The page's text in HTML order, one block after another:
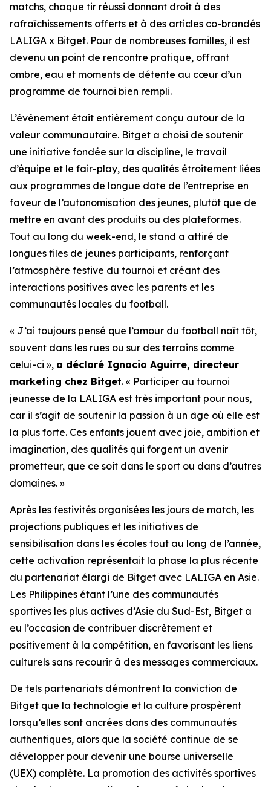
matchs, chaque tir réussi donnant droit à des
rafraîchissements offerts et à des articles co-brandés
LALIGA x Bitget. Pour de nombreuses familles, il est
devenu un point de rencontre pratique, offrant
ombre, eau et moments de détente au cœur d’un
programme de tournoi bien rempli.
L’événement était entièrement conçu autour de la
valeur communautaire. Bitget a choisi de soutenir
une initiative fondée sur la discipline, le travail
d’équipe et le fair-play, des qualités étroitement liées
aux programmes de longue date de l’entreprise en
faveur de l’autonomisation des jeunes, plutôt que de
mettre en avant des produits ou des plateformes.
Tout au long du week-end, le stand a attiré de
longues files de jeunes participants, renforçant
l’atmosphère festive du tournoi et créant des
interactions positives avec les parents et les
communautés locales du football.
« J’ai toujours pensé que l’amour du football naît tôt,
souvent dans les rues ou sur des terrains comme
celui-ci », a déclaré Ignacio Aguirre, directeur
marketing chez Bitget. « Participer au tournoi
jeunesse de la LALIGA est très important pour nous,
car il s’agit de soutenir la passion à un âge où elle est
la plus forte. Ces enfants jouent avec joie, ambition et
imagination, des qualités qui forgent un avenir
prometteur, que ce soit dans le sport ou dans d’autres
domaines. »
Après les festivités organisées les jours de match, les
projections publiques et les initiatives de
sensibilisation dans les écoles tout au long de l’année,
cette activation représentait la phase la plus récente
du partenariat élargi de Bitget avec LALIGA en Asie.
Les Philippines étant l’une des communautés
sportives les plus actives d’Asie du Sud-Est, Bitget a
eu l’occasion de contribuer discrètement et
positivement à la compétition, en favorisant les liens
culturels sans recourir à des messages commerciaux.
De tels partenariats démontrent la conviction de
Bitget que la technologie et la culture prospèrent
lorsqu’elles sont ancrées dans des communautés
authentiques, alors que la société continue de se
développer pour devenir une bourse universelle
(UEX) complète. La promotion des activités sportives